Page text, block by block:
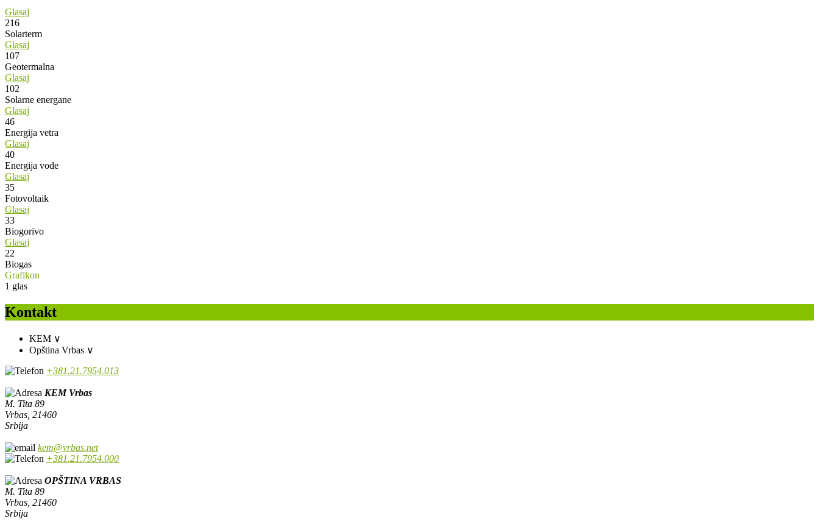
Glasaj
216
Solarterm
Glasaj
107
Geotermalna
Glasaj
102
Solarne energane
Glasaj
46
Energija vetra
Glasaj
40
Energija vode
Glasaj
35
Fotovoltaik
Glasaj
33
Biogorivo
Glasaj
22
Biogas
Grafikon
1 glas
Kontakt
KEM ∨
Opština Vrbas ∨
+381.21.7954.013
KEM Vrbas
M. Tita 89
Vrbas, 21460
Srbija
kem@vrbas.net
+381.21.7954.000
OPŠTINA VRBAS
M. Tita 89
Vrbas, 21460
Srbija